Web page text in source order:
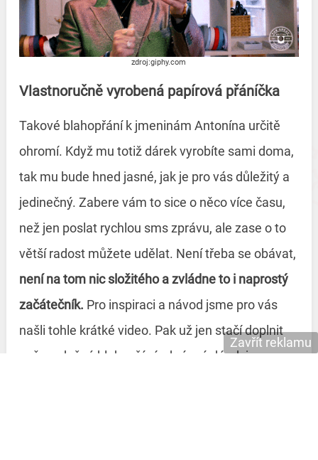
zdroj:giphy.com
Vlastnoručně vyrobená papírová přáníčka
Takové blahopřání k jmeninám Antonína určitě
ohromí. Když mu totiž dárek vyrobíte sami doma,
tak mu bude hned jasné, jak je pro vás důležitý a
jedinečný. Zabere vám to sice o něco více času,
než jen poslat rychlou sms zprávu, ale zase o to
větší radost můžete udělat. Není třeba se obávat,
není na tom nic složitého a zvládne to i naprostý
začátečník. Pro inspiraci a návod jsme pro vás
našli tohle krátké video. Pak už jen stačí doplnit
vaše srdečné blahopřání a krásná dárek je na
Zavřít reklamu